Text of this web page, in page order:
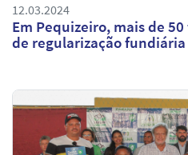
12.03.2024
Em Pequizeiro, mais de
de regularização fundiária